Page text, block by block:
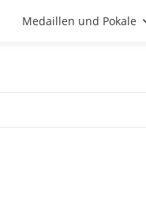
Medaillen und Pokale